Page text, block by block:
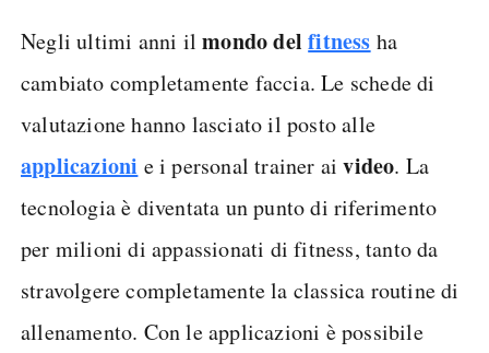
Negli ultimi anni ilmondo delfitness ha
cambiato completamente faccia. Le schede di
valutazione hanno lasciato il posto alle
applicazioni e i personal trainer aivideo. La
tecnologia è diventata un punto di riferimento
per milioni di appassionati di fitness, tanto da
stravolgere completamente la classica routine di
allenamento. Con le applicazioni è possibile